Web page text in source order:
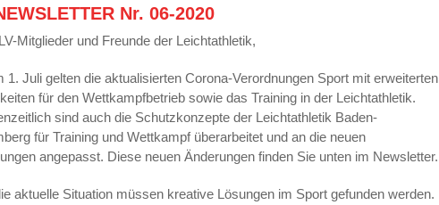
Nr. 06-2020
Mitglieder und Freunde der Leichtathletik,
1. Juli gelten die aktualisierten Corona-Verordnungen Sport mit erweiterten
für den Wettkampfbetrieb sowie das Training in der Leichtathletik.
sind auch die Schutzkonzepte der Leichtathletik Baden-
für Training und Wettkampf überarbeitet und an die neuen
angepasst. Diese neuen Änderungen finden Sie unten im Newsletter.
aktuelle Situation müssen kreative Lösungen im Sport gefunden werden.